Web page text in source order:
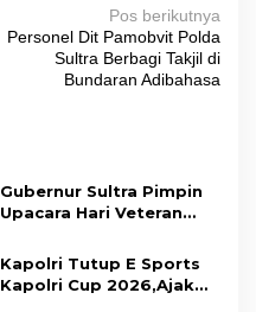
Pos berikutnya
Personel Dit Pamobvit Polda
Sultra Berbagi Takjil di
Bundaran Adibahasa
Gubernur Sultra Pimpin
Upacara Hari Veteran
Nilai Juang Veteran Jadi
Kompas Moral Bangsa
Kapolri Tutup E Sports
Kapolri Cup 2026,Ajak